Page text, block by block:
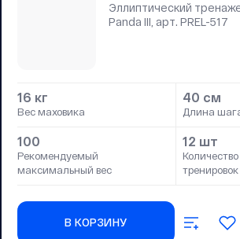
Эллиптический
Panda III, арт. PREL-517
16 кг
Вес маховика
40 см
Длина
100
Рекомендуемый
максимальный вес
12 шт
тренировок
В КОРЗИНУ